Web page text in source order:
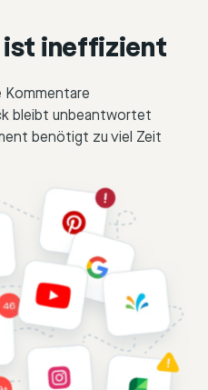
ist ineffizient
Kommentare
bleibt unbeantwortet
benötigt zu viel Zeit